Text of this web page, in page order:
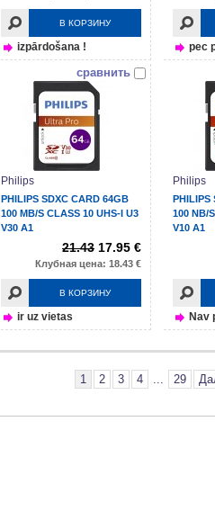
В КОРЗИНУ
izpārdošana ! pec
сравнить
Philips
PHILIPS SDXC CARD 64GB
100 MB/S CLASS 10 UHS-I U3
V30 A1
21.43 17.95 €
Клубная цена: 18.43 €
В КОРЗИНУ
ir uz vietas
Philips
PHILIPS
100 NB/
V10 A1
Nav
1 2 3 4 29